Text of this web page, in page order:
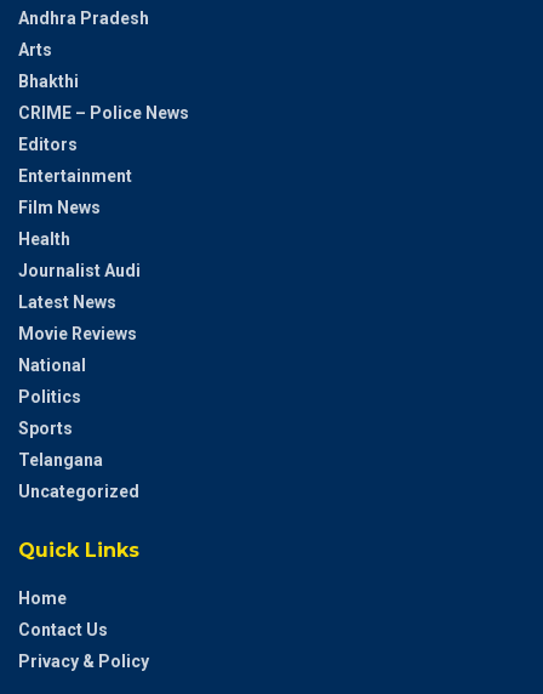
Andhra Pradesh
Arts
Bhakthi
CRIME – Police News
Editors
Entertainment
Film News
Health
Journalist Audi
Latest News
Movie Reviews
National
Politics
Sports
Telangana
Uncategorized
Quick Links
Home
Contact Us
Privacy & Policy